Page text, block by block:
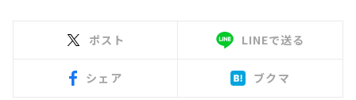
ポスト LINEで送る
シェア ブクマ